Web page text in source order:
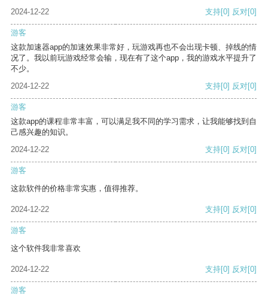
2024-12-22 支持[0] 反对[0]
游客
这款加速器app的加速效果非常好，玩游戏再也不会出现卡顿、掉线的情
况了。我以前玩游戏经常会输，现在有了这个app，我的游戏水平提升了
不少。
2024-12-22
支持[0] 反对[0]
游客
这款app的课程非常丰富，可以满足我不同的学习需求，让我能够找到自
己感兴趣的知识。
2024-12-22
支持[0] 反对[0]
游客
这款软件的价格非常实惠，值得推荐。
2024-12-22 支持[0] 反对[0]
游客
这个软件我非常喜欢
2024-12-22 支持[0] 反对[0]
游客